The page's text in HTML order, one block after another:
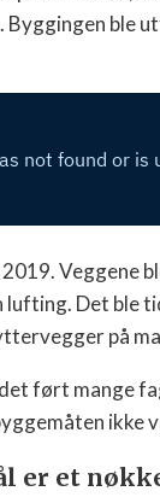
Byggingen ble
Veggene
Det ble
på
ført mange